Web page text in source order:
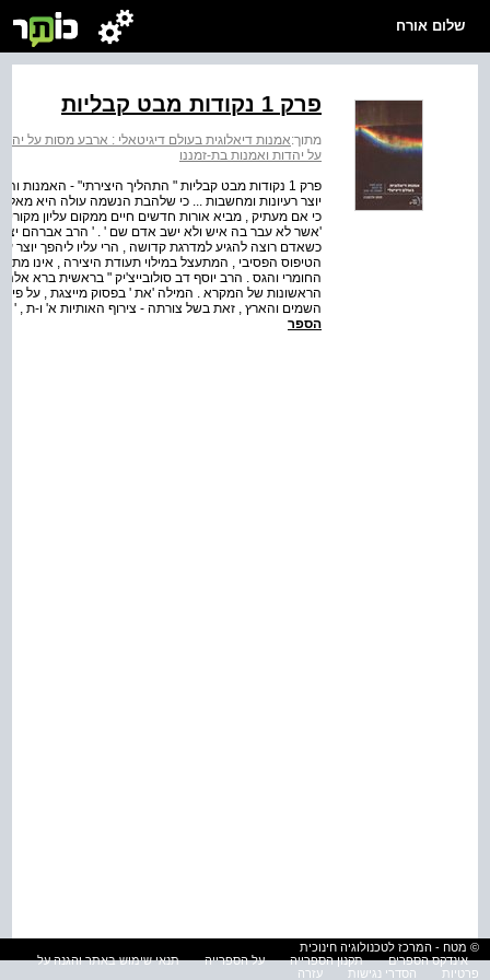
שלום אורח
פרק 1 נקודות מבט קבליות
מתוך:אמנות דיאלוגית בעולם דיגיטאלי : ארבע מסות על
על יהדות ואמנות בת-זמננו
פרק 1 נקודות מבט קבליות " התהליך היצירתי" -
יוצר רעיונות ומחשבות ... כי שלהבת הנשמה עולה היא
כי אם מעתיק , מביא אורות חדשים חיים ממקום עליון
'אשר לא עבר בה איש ולא ישב אדם שם ' . ' הרב אברהם
כשאדם רוצה להגיע למדרגת קדושה , הרי עליו ליהפך יוצר
הטיפוס הפסיבי , המתעצל במילוי תעודת היצירה , אינו
החומרי והגס . הרב יוסף דב סולובייצ'יק " בראשית ברא
הראשונות של המקרא . המילה 'את ' בפסוק מייצגת , על פי
השמים והארץ , זאת בשל צורתה - צירוף האותיות א' ו-ת ,
הספר
© מטח - המרכז לטכנולוגיה חינוכית
אינדקס הספרים
תקנון הספרייה על הספרייה
תנאי שימוש באתר והגנה על
פרטיות
הסדרי נגישות עזרה